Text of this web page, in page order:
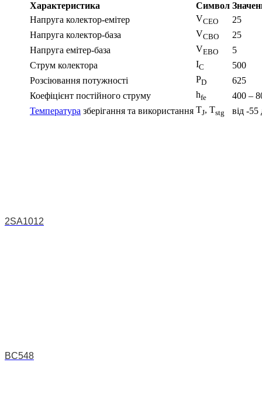
Характеристика Символ
Напруга колектор-емітер
VCEO 25
Напруга колектор-база
VCBO 25
Напруга емітер-база
VEBO 5
Струм колектора
IC 500
Розсіювання потужності
PD 625
Коефіцієнт постійного струму
hfe
400 –
Температура зберігання та використання TJ, Tstg від -55
2SA1012
BC548